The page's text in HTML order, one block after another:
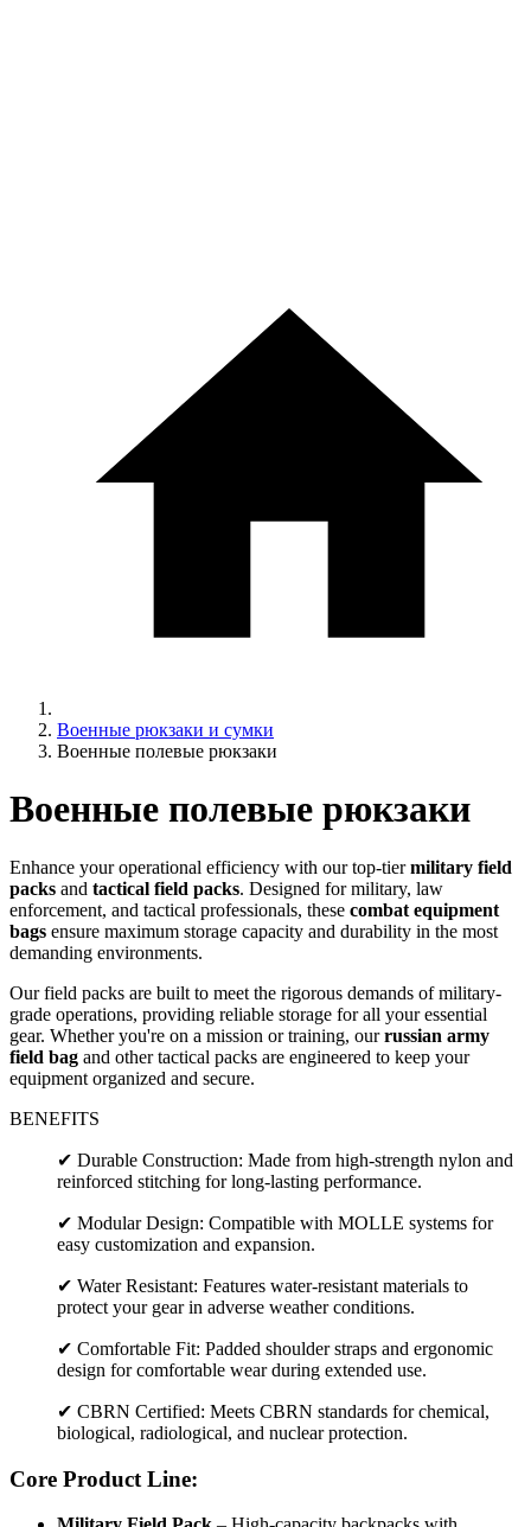
Военные рюкзаки и сумки
Военные полевые рюкзаки
Военные полевые рюкзаки
Enhance your operational efficiency with our top-tiermilitary field
packs and tactical field packs. Designed for military, law
enforcement, and tactical professionals, these combat equipment
bags ensure maximum storage capacity and durability in the most
demanding environments.
Our field packs are built to meet the rigorous demands of military-
grade operations, providing reliable storage for all your essential
gear. Whether you're on a mission or training, ourrussian army
field bag and other tactical packs are engineered to keep your
equipment organized and secure.
BENEFITS
✔ Durable Construction: Made from high-strength nylon and
reinforced stitching for long-lasting performance.
✔ Modular Design: Compatible with MOLLE systems for
easy customization and expansion.
✔ Water Resistant: Features water-resistant materials to
protect your gear in adverse weather conditions.
✔ Comfortable Fit: Padded shoulder straps and ergonomic
design for comfortable wear during extended use.
✔ CBRN Certified: Meets CBRN standards for chemical,
biological, radiological, and nuclear protection.
Core Product Line: